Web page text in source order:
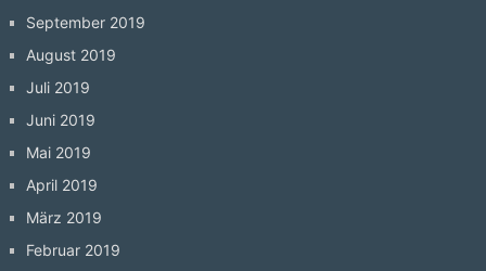
September 2019
August 2019
Juli 2019
Juni 2019
Mai 2019
April 2019
März 2019
Februar 2019